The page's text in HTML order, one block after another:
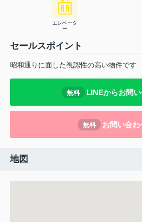
エレベータ
ー
セールスポイント
昭和通りに面した視認性の高い物件です
無料 LINEからお問
無料 お問い合わ
地図